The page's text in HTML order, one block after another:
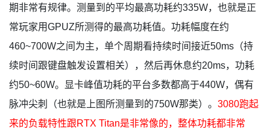
期非常有规律。测量到的平均最高功耗约335W，也就是正
常玩家用GPUZ所测得的最高功耗值。功耗幅度在约
460~700W之间为主，单个周期看持续时间接近50ms（持
续时间跟键盘触发设置相关），然后再休息约20ms，功耗
约50~60W。显卡峰值功耗的平台多数都高于440W，偶有
脉冲尖刺（也就是上图所测量到的750W那类）。 3080跑起
来的负载特性跟RTX Titan是非常像的，整体功耗都非常